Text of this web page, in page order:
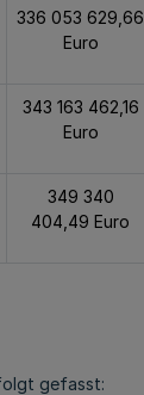
336 053 629,66
Euro
343 163 462,16
Euro
349 340
404,49 Euro
gefasst: